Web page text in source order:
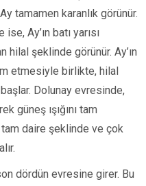
tamamen karanlık görünür.
Ay’ın batı yarısı
hilal şeklinde görünür. Ay’ın
etmesiyle birlikte, hilal
Dolunay evresinde,
güneş ışığını tam
tam daire şeklinde ve çok
dördün evresine girer. Bu